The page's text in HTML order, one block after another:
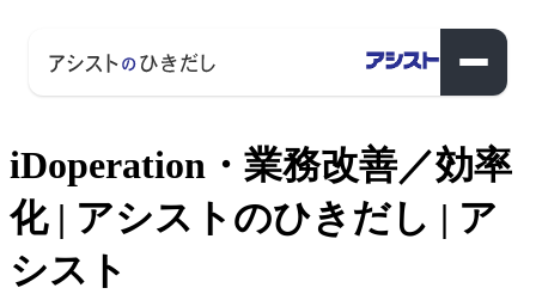
iDoperation・業務改善／効率
化 | アシストのひきだし | ア
シスト